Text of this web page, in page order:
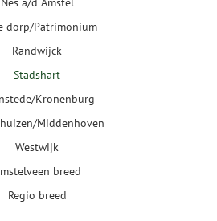
dorp/Patrimonium
Randwijck
Stadshart
Kronenburg
Middenhoven
Westwijk
breed
Regio breed